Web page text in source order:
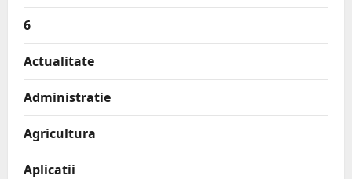
6
Actualitate
Administratie
Agricultura
Aplicatii